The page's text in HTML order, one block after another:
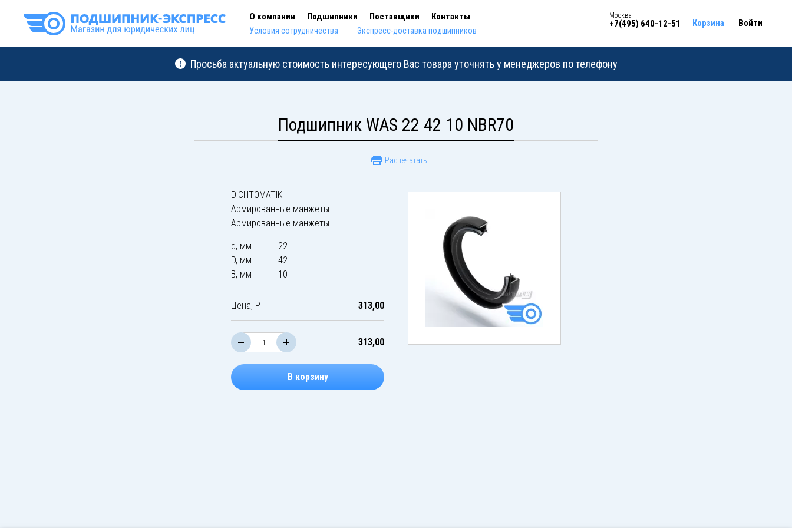
О компании Подшипники Поставщики Контакты
Условия сотрудничества Экспресс-доставка подшипников
Москва
+7(495) 640-12-51 Корзина Войти
Просьба актуальную стоимость интересующего Вас товара уточнять у менеджеров по телефону
Подшипник WAS 22 42 10 NBR70
Распечатать
DICHTOMATIK
Армированные манжеты
Армированные манжеты
d, мм
22
D, мм
42
B, мм
10
Цена, Р 313,00
313,00
В корзину